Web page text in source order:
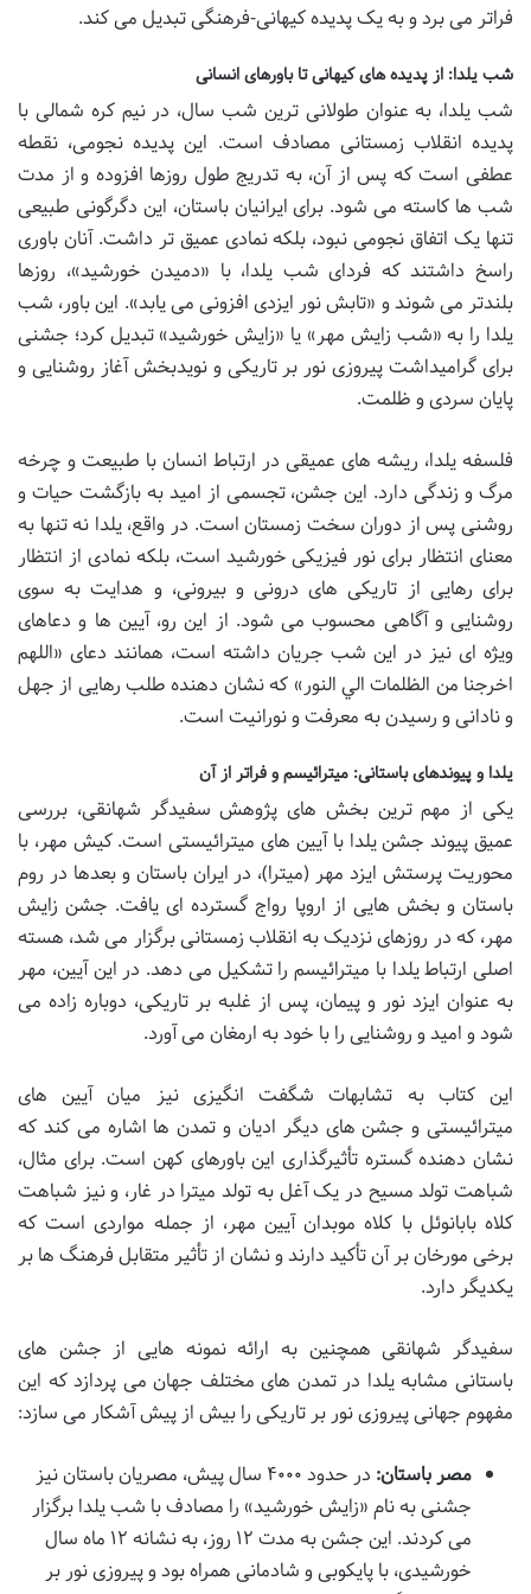
فراتر می برد و به یک پدیده کیهانی-فرهنگی تبدیل می کند.
شب یلدا: از پدیده های کیهانی تا باورهای انسانی
شب یلدا، به عنوان طولانی ترین شب سال، در نیم کره شمالی با
پدیده انقلاب زمستانی مصادف است. این پدیده نجومی، نقطه
عطفی است که پس از آن، به تدریج طول روزها افزوده و از مدت
شب ها کاسته می شود. برای ایرانیان باستان، این دگرگونی طبیعی
تنها یک اتفاق نجومی نبود، بلکه نمادی عمیق تر داشت. آنان باوری
راسخ داشتند که فردای شب یلدا، با «دمیدن خورشید»، روزها
بلندتر می شوند و «تابش نور ایزدی افزونی می یابد». این باور، شب
یلدا را به «شب زایش مهر» یا «زایش خورشید» تبدیل کرد؛ جشنی
برای گرامیداشت پیروزی نور بر تاریکی و نویدبخش آغاز روشنایی و
پایان سردی و ظلمت.
فلسفه یلدا، ریشه های عمیقی در ارتباط انسان با طبیعت و چرخه
مرگ و زندگی دارد. این جشن، تجسمی از امید به بازگشت حیات و
روشنی پس از دوران سخت زمستان است. در واقع، یلدا نه تنها به
معنای انتظار برای نور فیزیکی خورشید است، بلکه نمادی از انتظار
برای رهایی از تاریکی های درونی و بیرونی، و هدایت به سوی
روشنایی و آگاهی محسوب می شود. از این رو، آیین ها و دعاهای
ویژه ای نیز در این شب جریان داشته است، همانند دعای «اللهم
اخرجنا من الظلمات الي النور» که نشان دهنده طلب رهایی از جهل
و نادانی و رسیدن به معرفت و نورانیت است.
یلدا و پیوندهای باستانی: میترائیسم و فراتر از آن
یکی از مهم ترین بخش های پژوهش سفیدگر شهانقی، بررسی
عمیق پیوند جشن یلدا با آیین های میترائیستی است. کیش مهر، با
محوریت پرستش ایزد مهر (میترا)، در ایران باستان و بعدها در روم
باستان و بخش هایی از اروپا رواج گسترده ای یافت. جشن زایش
مهر، که در روزهای نزدیک به انقلاب زمستانی برگزار می شد، هسته
اصلی ارتباط یلدا با میترائیسم را تشکیل می دهد. در این آیین، مهر
به عنوان ایزد نور و پیمان، پس از غلبه بر تاریکی، دوباره زاده می
شود و امید و روشنایی را با خود به ارمغان می آورد.
این کتاب به تشابهات شگفت انگیزی نیز میان آیین های
میترائیستی و جشن های دیگر ادیان و تمدن ها اشاره می کند که
نشان دهنده گستره تأثیرگذاری این باورهای کهن است. برای مثال،
شباهت تولد مسیح در یک آغل به تولد میترا در غار، و نیز شباهت
کلاه بابانوئل با کلاه موبدان آیین مهر، از جمله مواردی است که
برخی مورخان بر آن تأکید دارند و نشان از تأثیر متقابل فرهنگ ها بر
یکدیگر دارد.
سفیدگر شهانقی همچنین به ارائه نمونه هایی از جشن های
باستانی مشابه یلدا در تمدن های مختلف جهان می پردازد که این
مفهوم جهانی پیروزی نور بر تاریکی را بیش از پیش آشکار می سازد:
مصر باستان:
در حدود ۴۰۰۰ سال پیش، مصریان باستان نیز
جشنی به نام «زایش خورشید» را مصادف با شب یلدا برگزار
می کردند. این جشن به مدت ۱۲ روز، به نشانه ۱۲ ماه سال
خورشیدی، با پایکوبی و شادمانی همراه بود و پیروزی نور بر